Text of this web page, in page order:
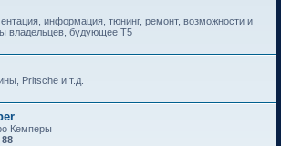
информация, тюнинг, ремонт, возможности и
владельцев, будующее T5
Pritsche и т.д.
Кемперы
88